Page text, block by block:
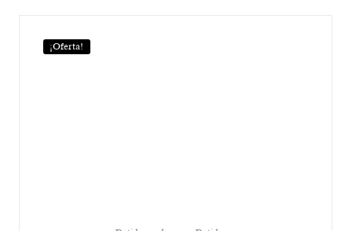
¡Oferta!